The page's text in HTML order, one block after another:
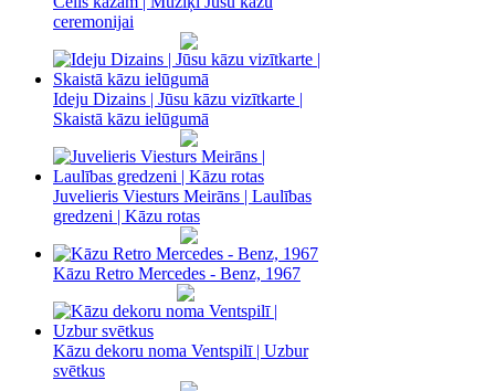
ceremonijai
Ideju Dizains | Jūsu kāzu vizītkarte |
Skaistā kāzu ielūgumā
Juvelieris Viesturs Meirāns | Laulības
gredzeni | Kāzu rotas
Kāzu Retro Mercedes - Benz, 1967
Kāzu dekoru noma Ventspilī | Uzbur
svētkus